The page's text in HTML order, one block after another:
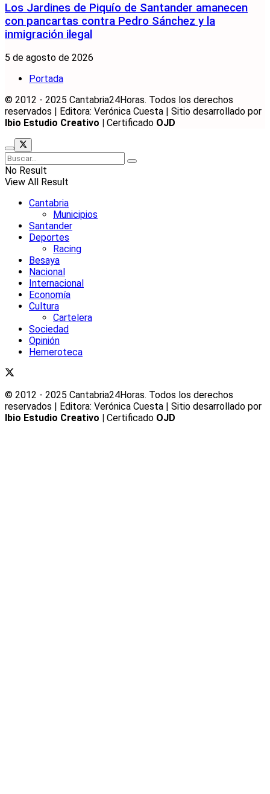
Los Jardines de Piquío de Santander amanecen
con pancartas contra Pedro Sánchez y la
inmigración ilegal
5 de agosto de 2026
Portada
© 2012 - 2025 Cantabria24Horas. Todos los derechos
reservados | Editora: Verónica Cuesta | Sitio desarrollado por
Ibio Estudio Creativo |
Certificado OJD
No Result
View All Result
Cantabria
Municipios
Santander
Deportes
Racing
Besaya
Nacional
Internacional
Economía
Cultura
Cartelera
Sociedad
Opinión
Hemeroteca
© 2012 - 2025 Cantabria24Horas. Todos los derechos
reservados | Editora: Verónica Cuesta | Sitio desarrollado por
Ibio Estudio Creativo | Certificado OJD